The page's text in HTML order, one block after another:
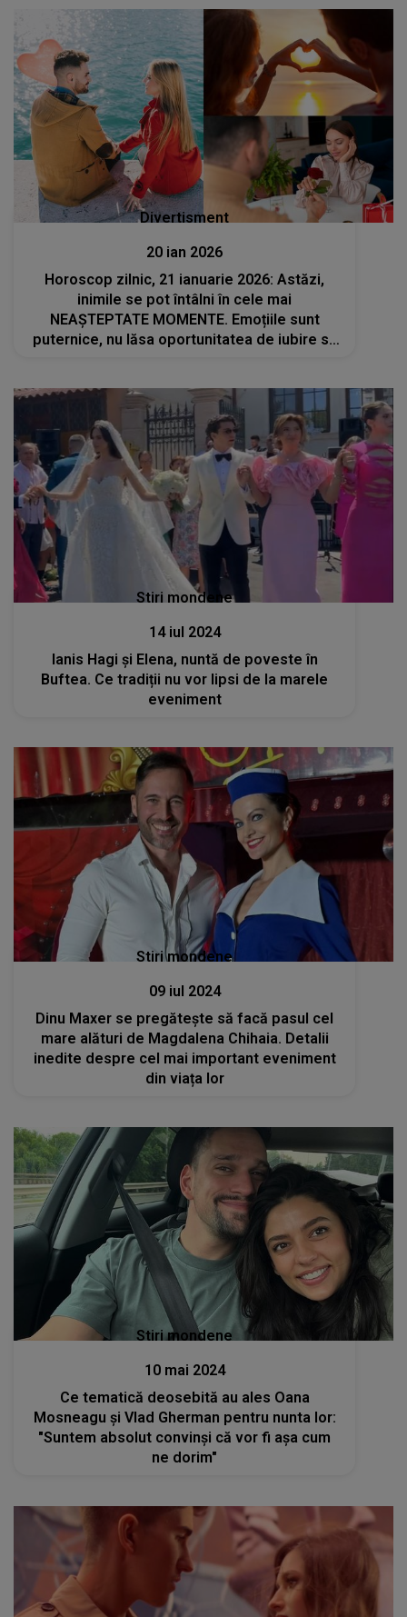
Divertisment
20 ian 2026
Horoscop zilnic, 21 ianuarie 2026: Astăzi,
inimile se pot întâlni în cele mai
NEAȘTEPTATE MOMENTE. Emoțiile sunt
puternice, nu lăsa oportunitatea de iubire să
IGNORA SEMNELE
Stiri mondene
14 iul 2024
Ianis Hagi și Elena, nuntă de poveste în
Buftea. Ce tradiții nu vor lipsi de la marele
eveniment
Stiri mondene
09 iul 2024
Dinu Maxer se pregăteşte să facă pasul cel
mare alături de Magdalena Chihaia. Detalii
inedite despre cel mai important eveniment
din viața lor
Stiri mondene
10 mai 2024
Ce tematică deosebită au ales Oana
Mosneagu și Vlad Gherman pentru nunta lor:
"Suntem absolut convinși că vor fi așa cum
ne dorim"